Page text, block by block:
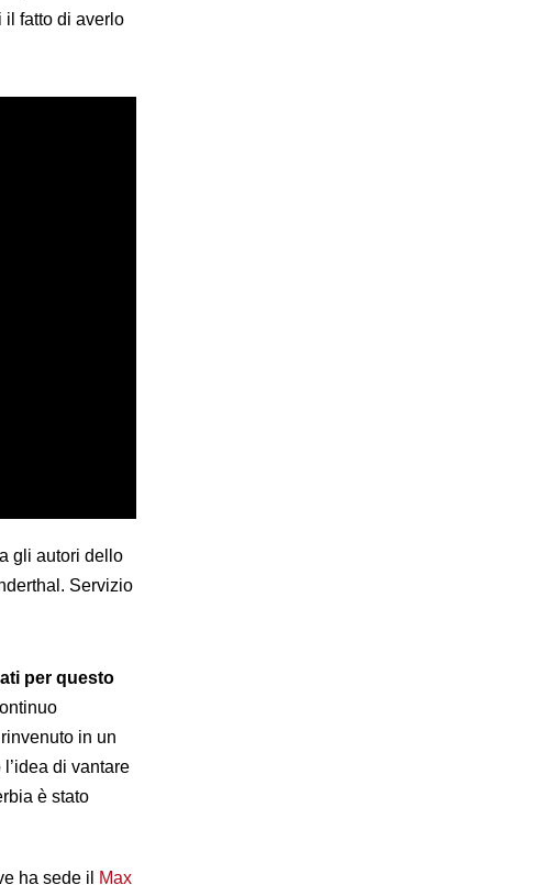
il fatto di averlo
gli autori dello
Servizio
per questo
in un
di vantare
è stato
ha sede il Max